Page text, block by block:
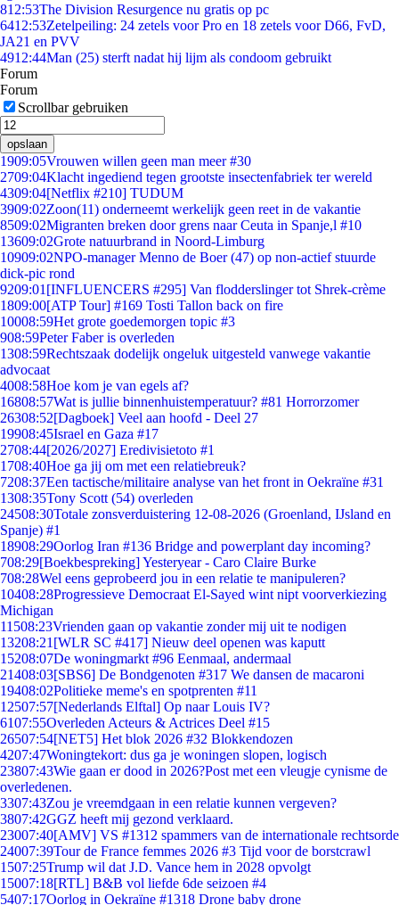
812:53The Division Resurgence nu gratis op pc
6412:53Zetelpeiling: 24 zetels voor Pro en 18 zetels voor D66, FvD,
JA21 en PVV
4912:44Man (25) sterft nadat hij lijm als condoom gebruikt
Forum
Forum
Scrollbar gebruiken
opslaan
1909:05Vrouwen willen geen man meer #30
2709:04Klacht ingediend tegen grootste insectenfabriek ter wereld
4309:04[Netflix #210] TUDUM
3909:02Zoon(11) onderneemt werkelijk geen reet in de vakantie
8509:02Migranten breken door grens naar Ceuta in Spanje,l #10
13609:02Grote natuurbrand in Noord-Limburg
10909:02NPO-manager Menno de Boer (47) op non-actief stuurde
dick-pic rond
9209:01 [INFLUENCERS #295] Van flodderslinger tot Shrek-crème
1809:00[ATP Tour] #169 Tosti Tallon back on fire
10008:59Het grote goedemorgen topic #3
908:59Peter Faber is overleden
1308:59Rechtszaak dodelijk ongeluk uitgesteld vanwege vakantie
advocaat
4008:58Hoe kom je van egels af?
16808:57Wat is jullie binnenhuistemperatuur? #81 Horrorzomer
26308:52[Dagboek] Veel aan hoofd - Deel 27
19908:45Israel en Gaza #17
2708:44[2026/2027] Eredivisietoto #1
1708:40Hoe ga jij om met een relatiebreuk?
7208:37Een tactische/militaire analyse van het front in Oekraïne #31
1308:35Tony Scott (54) overleden
24508:30Totale zonsverduistering 12-08-2026 (Groenland, IJsland en
Spanje) #1
18908:29Oorlog Iran #136 Bridge and powerplant day incoming?
708:29[Boekbespreking] Yesteryear - Caro Claire Burke
708:28Wel eens geprobeerd jou in een relatie te manipuleren?
10408:28Progressieve Democraat El-Sayed wint nipt voorverkiezing
Michigan
11508:23Vrienden gaan op vakantie zonder mij uit te nodigen
13208:21 [WLR SC #417] Nieuw deel openen was kaputt
15208:07De woningmarkt #96 Eenmaal, andermaal
21408:03[SBS6] De Bondgenoten #317 We dansen de macaroni
19408:02Politieke meme's en spotprenten #11
12507:57[Nederlands Elftal] Op naar Louis IV?
6107:55Overleden Acteurs & Actrices Deel #15
26507:54[NET5] Het blok 2026 #32 Blokkendozen
4207:47Woningtekort: dus ga je woningen slopen, logisch
23807:43Wie gaan er dood in 2026?Post met een vleugje cynisme de
overledenen.
3307:43Zou je vreemdgaan in een relatie kunnen vergeven?
3807:42GGZ heeft mij gezond verklaard.
23007:40[AMV] VS #1312 spammers van de internationale rechtsorde
24007:39Tour de France femmes 2026 #3 Tijd voor de borstcrawl
1507:25Trump wil dat J.D. Vance hem in 2028 opvolgt
15007:18[RTL] B&B vol liefde 6de seizoen #4
5407:17Oorlog in Oekraïne #1318 Drone baby drone